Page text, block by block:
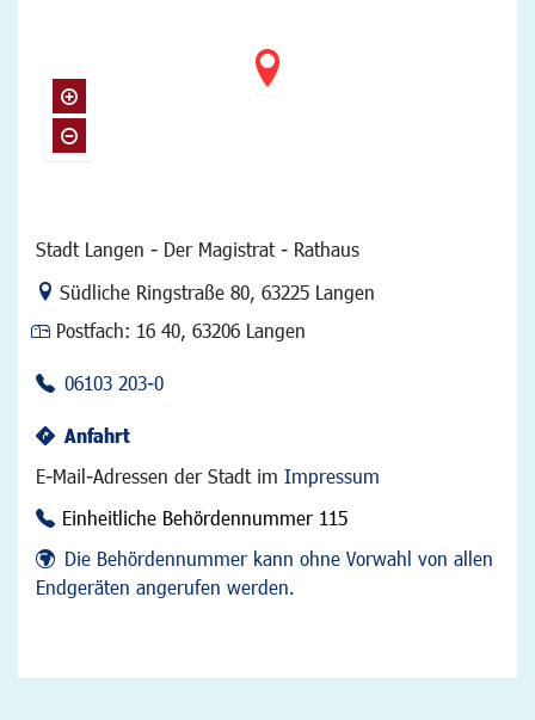
Stadt Langen - Der Magistrat - Rathaus
Link zur Google-Maps Navigation
Südliche Ringstraße 80, 63225 Langen
Postfach: 16 40, 63206 Langen
06103 203-0
Anfahrt
E-Mail-Adressen der Stadt im Impressum
Einheitliche Behördennummer 115
Die Behördennummer kann ohne Vorwahl von allen
Endgeräten angerufen werden.